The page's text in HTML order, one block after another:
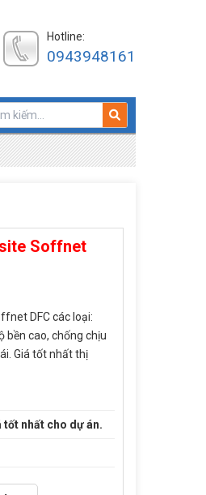
Hotline:
0943948161
Soffnet
DFC các loại:
bền cao, chống chịu
Giá tốt nhất thị
tốt nhất cho dự án.